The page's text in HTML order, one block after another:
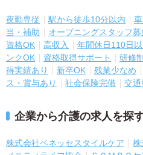
夜勤専従 駅から徒歩10分以内
当・補助
オープニングスタッフ募
資格OK
高収入 年間休日110日
ンクOK
資格取得サポート 研修
得実績あり
新卒OK 残業少なめ
ス・賞与あり
社会保険完備 交通
企業から介護の求人を探
株式会社ベネッセスタイルケア 株